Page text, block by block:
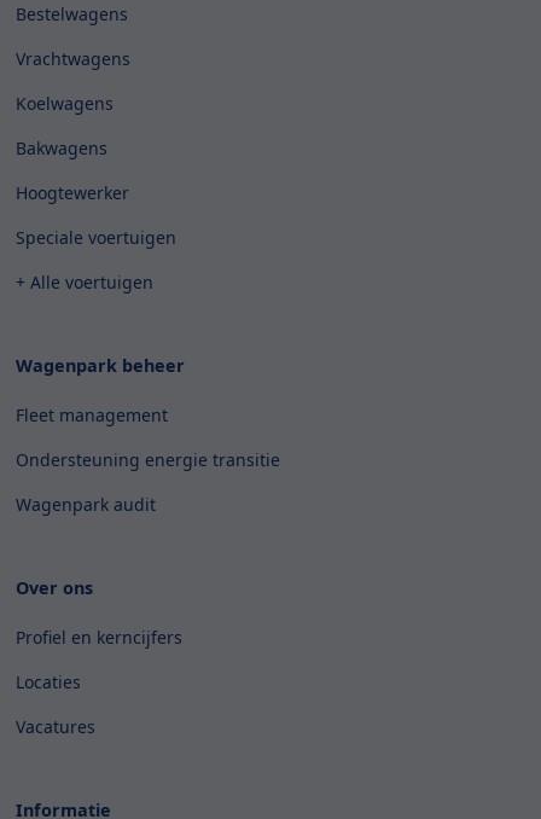
Bestelwagens
Vrachtwagens
Koelwagens
Bakwagens
Hoogtewerker
Speciale voertuigen
+ Alle voertuigen
Wagenpark beheer
Fleet management
Ondersteuning energie transitie
Wagenpark audit
Over ons
Profiel en kerncijfers
Locaties
Vacatures
Informatie